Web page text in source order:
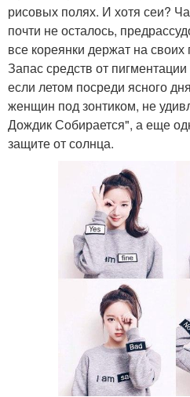
рисовых полях. И хотя сеи?
почти не осталось,
все кореянки держат на
Запас средств от
если летом посреди ясного
женщин под зонтиком, не
Дождик Собирается", а еще
защите от солнца.